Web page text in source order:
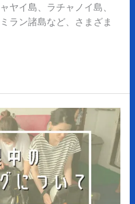
ヤイ島、ラチャノイ島、
ラン諸島など、さまざま